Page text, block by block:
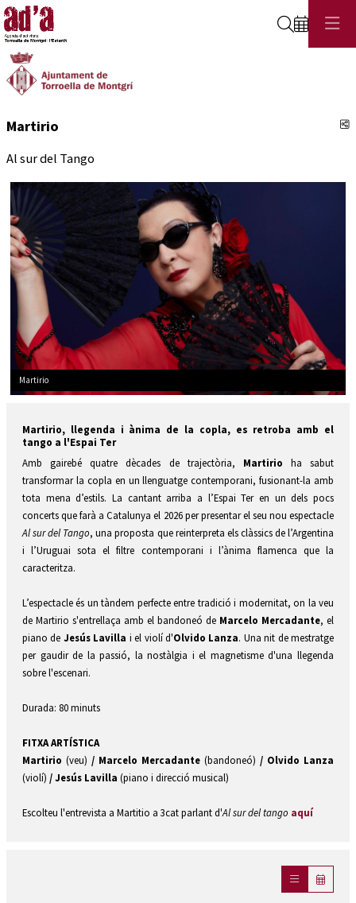
Cerca
Martirio
Al sur del Tango
Martirio
Martirio, llegenda i ànima de la copla, es retroba amb el
tango a l'Espai Ter
Amb gairebé quatre dècades de trajectòria, Martirio ha sabut
transformar la copla en un llenguatge contemporani, fusionant-la amb
tota mena d’estils. La cantant arriba a l’Espai Ter en un dels pocs
concerts que farà a Catalunya el 2026 per presentar el seu nou espectacle
Al sur del Tango, una proposta que reinterpreta els clàssics de l’Argentina
i l’Uruguai sota el filtre contemporani i l’ànima flamenca que la
caracteritza.
L’espectacle és un tàndem perfecte entre tradició i modernitat, on la veu
de Martirio s'entrellaça amb el bandoneó de Marcelo Mercadante, el
piano de Jesús Lavilla i el violí d'Olvido Lanza. Una nit de mestratge
per gaudir de la passió, la nostàlgia i el magnetisme d'una llegenda
sobre l'escenari.
Durada: 80 minuts
FITXA ARTÍSTICA
Martirio (veu) / Marcelo Mercadante (bandoneó) / Olvido Lanza
(violí) /Jesús Lavilla (piano i direcció musical)
Escolteu l'entrevista a Martitio a 3cat parlant d'Al sur del tango aquí